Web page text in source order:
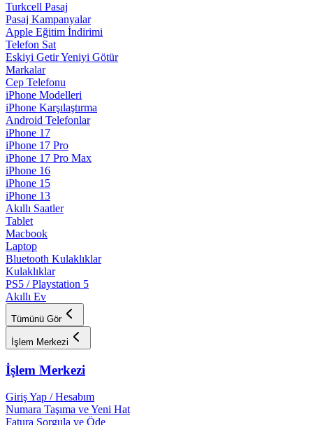
Turkcell Pasaj
Pasaj Kampanyalar
Apple Eğitim İndirimi
Telefon Sat
Eskiyi Getir Yeniyi Götür
Markalar
Cep Telefonu
iPhone Modelleri
iPhone Karşılaştırma
Android Telefonlar
iPhone 17
iPhone 17 Pro
iPhone 17 Pro Max
iPhone 16
iPhone 15
iPhone 13
Akıllı Saatler
Tablet
Macbook
Laptop
Bluetooth Kulaklıklar
Kulaklıklar
PS5 / Playstation 5
Akıllı Ev
Tümünü Gör
İşlem Merkezi
İşlem Merkezi
Giriş Yap / Hesabım
Numara Taşıma ve Yeni Hat
Fatura Sorgula ve Öde